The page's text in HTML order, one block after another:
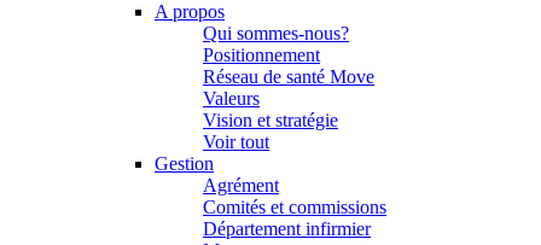
A propos
Qui sommes-nous?
Positionnement
Réseau de santé Move
Valeurs
Vision et stratégie
Voir tout
Gestion
Agrément
Comités et commissions
Département infirmier